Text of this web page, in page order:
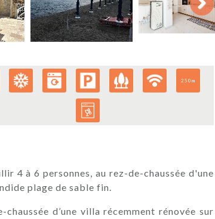
Next
250m
4 à 6 personnes, au rez-de-chaussée d'une
plage de sable fin.
d’une villa récemment rénovée sur